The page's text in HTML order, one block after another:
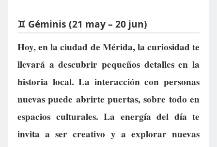
♊ Géminis (21 may – 20 jun)
Hoy, en la ciudad de Mérida, la curiosidad te
llevará a descubrir pequeños detalles en la
historia local. La interacción con personas
nuevas puede abrirte puertas, sobre todo en
espacios culturales. La energía del día te
invita a ser creativo y a explorar nuevas